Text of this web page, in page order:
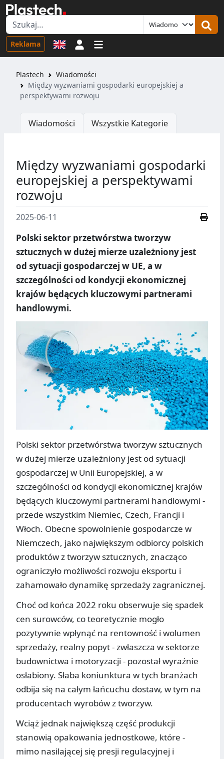
Reklama Logowanie
Plastech
Wiadomości
Między wyzwaniami gospodarki europejskiej a
perspektywami rozwoju
Wiadomości Wszystkie Kategorie
Między wyzwaniami gospodarki
europejskiej a perspektywami
rozwoju
2025-06-11
Polski sektor przetwórstwa tworzyw
sztucznych w dużej mierze uzależniony jest
od sytuacji gospodarczej w UE, a w
szczególności od kondycji ekonomicznej
krajów będących kluczowymi partnerami
handlowymi.
Polski sektor przetwórstwa tworzyw sztucznych
w dużej mierze uzależniony jest od sytuacji
gospodarczej w Unii Europejskiej, a w
szczególności od kondycji ekonomicznej krajów
będących kluczowymi partnerami handlowymi -
przede wszystkim Niemiec, Czech, Francji i
Włoch. Obecne spowolnienie gospodarcze w
Niemczech, jako największym odbiorcy polskich
produktów z tworzyw sztucznych, znacząco
ograniczyło możliwości rozwoju eksportu i
zahamowało dynamikę sprzedaży zagranicznej.
Choć od końca 2022 roku obserwuje się spadek
cen surowców, co teoretycznie mogło
pozytywnie wpłynąć na rentowność i wolumen
sprzedaży, realny popyt - zwłaszcza w sektorze
budownictwa i motoryzacji - pozostał wyraźnie
osłabiony. Słaba koniunktura w tych branżach
odbija się na całym łańcuchu dostaw, w tym na
producentach wyrobów z tworzyw.
Wciąż jednak największą część produkcji
stanowią opakowania jednostkowe, które -
mimo nasilającej się presji regulacyjnej i